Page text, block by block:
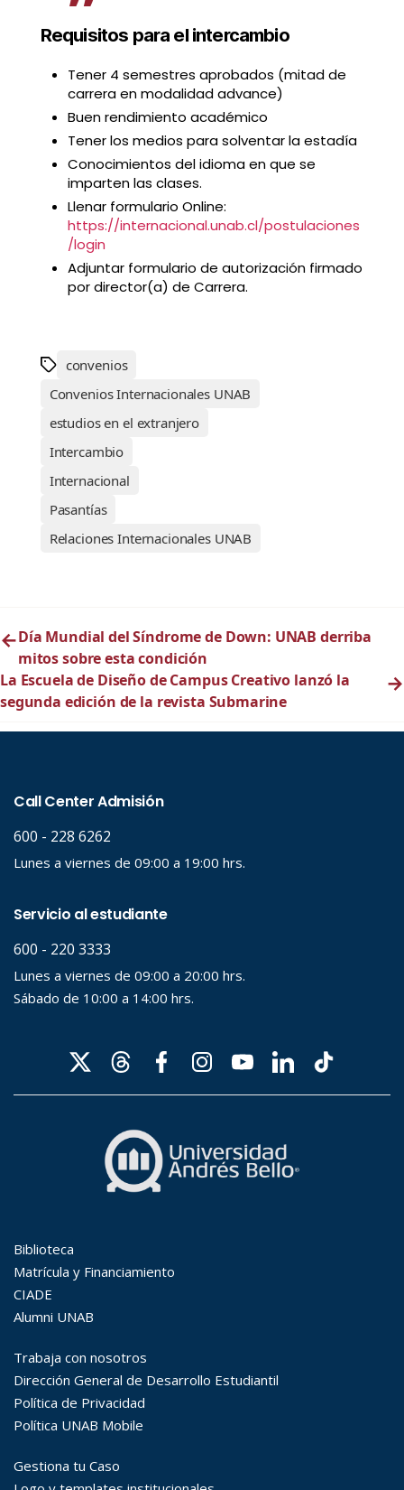
Requisitos para el intercambio
Tener 4 semestres aprobados (mitad de
carrera en modalidad advance)
Buen rendimiento académico
Tener los medios para solventar la estadía
Conocimientos del idioma en que se
imparten las clases.
Llenar formulario Online:
https://internacional.unab.cl/postulaciones
/login
Adjuntar formulario de autorización firmado
por director(a) de Carrera.
convenios
Convenios Internacionales UNAB
estudios en el extranjero
Intercambio
Internacional
Pasantías
Relaciones Internacionales UNAB
←Día Mundial del Síndrome de Down: UNAB derriba
mitos sobre esta condición
La Escuela de Diseño de Campus Creativo lanzó la
segunda edición de la revista Submarine
→